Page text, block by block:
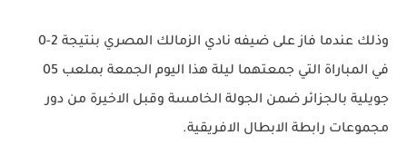
وذلك عندما فاز على ضيفه نادي الزمالك المصري بنتيجة 2-0
في المباراة التي جمعتهما ليلة هذا اليوم الجمعة بملعب 05
جويلية بالجزائر ضمن الجولة الخامسة وقبل الاخيرة من دور
مجموعات رابطة الابطال الافريقية.